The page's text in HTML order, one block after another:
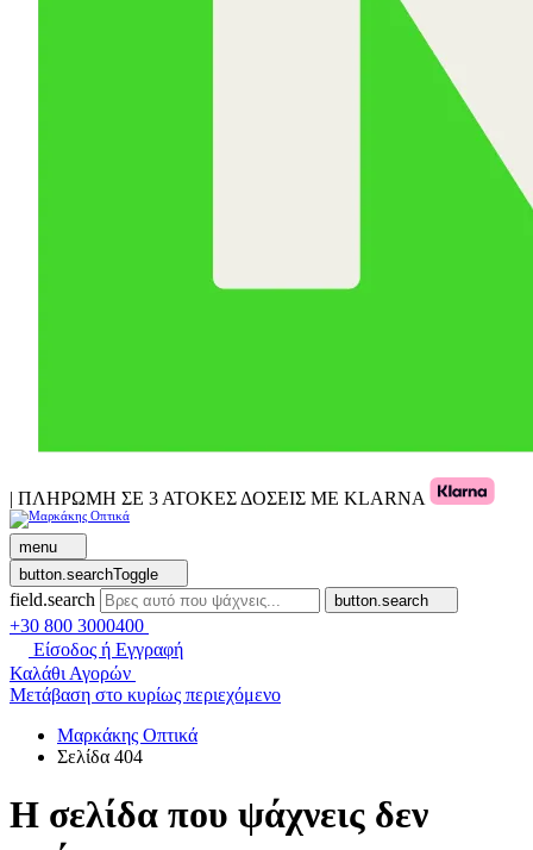
| ΠΛΗΡΩΜΗ ΣΕ 3 ΑΤΟΚΕΣ ΔΟΣΕΙΣ ΜΕ KLARNA
menu
button.searchToggle
field.search button.search
+30 800 3000400
Είσοδος ή Εγγραφή
Καλάθι Αγορών
Μετάβαση στο κυρίως περιεχόμενο
Μαρκάκης Οπτικά
Σελίδα 404
Η σελίδα που ψάχνεις δεν